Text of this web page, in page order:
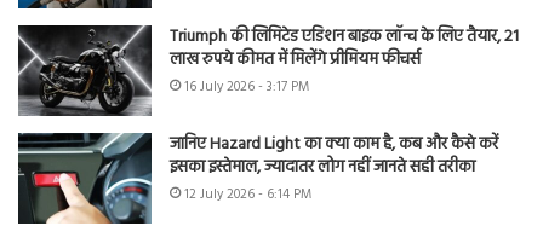
Triumph की लिमिटेड एडिशन बाइक लॉन्च के लिए तैयार, 21
लाख रुपये कीमत में मिलेंगे प्रीमियम फीचर्स
16 July 2026 - 3:17 PM
जानिए Hazard Light का क्या काम है, कब और कैसे करें
इसका इस्तेमाल, ज्यादातर लोग नहीं जानते सही तरीका
12 July 2026 - 6:14 PM